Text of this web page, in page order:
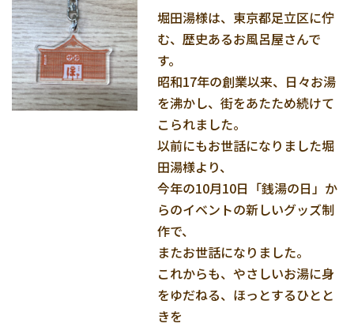
堀田湯様は、東京都足立区に佇
む、歴史あるお風呂屋さんで
す。
昭和17年の創業以来、日々お湯
を沸かし、街をあたため続けて
こられました。
以前にもお世話になりました堀
田湯様より、
今年の10月10日「銭湯の日」か
らのイベントの新しいグッズ制
作で、
またお世話になりました。
これからも、やさしいお湯に身
をゆだねる、ほっとするひとと
きを